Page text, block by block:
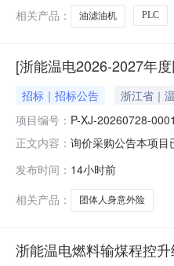
相关产品：
油滤油机 PLC
[浙能温电2026-2027年
招标｜招标公告 浙江省｜
项目编号： P-XJ-20260728-
正文内容： 询价采购公告本项
全部相关费用，投
发布时间： 14小时前
相关产品：
团体人身意外险
浙能温电燃料输煤程控